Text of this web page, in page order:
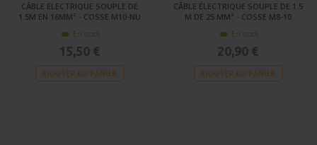
CÂBLE ÉLECTRIQUE SOUPLE DE
1.5M EN 16MM² - COSSE M10-NU
En stock
15,50 €
AJOUTER AU PANIER
CÂBLE ÉLECTRIQUE SOUPLE DE 1.5
M DE 25 MM² - COSSE M8-10
En stock
20,90 €
AJOUTER AU PANIER